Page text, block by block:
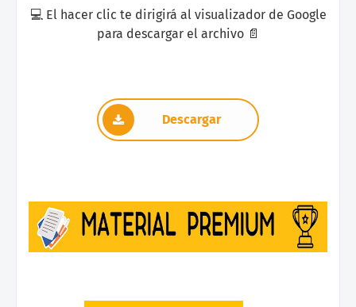
💻 El hacer clic te dirigirá al visualizador de Google
para descargar el archivo 📄
Descargar